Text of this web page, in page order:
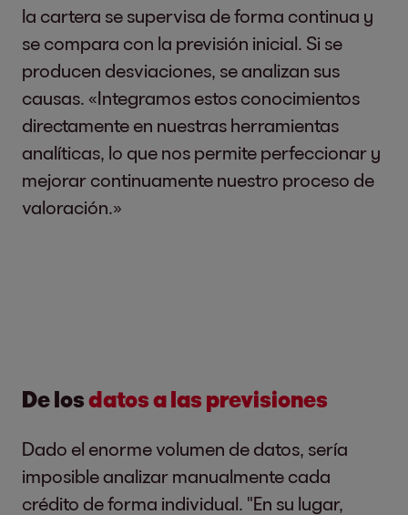
la cartera se supervisa de forma continua y
se compara con la previsión inicial. Si se
producen desviaciones, se analizan sus
causas. «Integramos estos conocimientos
directamente en nuestras herramientas
analíticas, lo que nos permite perfeccionar y
mejorar continuamente nuestro proceso de
valoración.»
De losdatos a las previsiones
Dado el enorme volumen de datos, sería
imposible analizar manualmente cada
crédito de forma individual. "En su lugar,